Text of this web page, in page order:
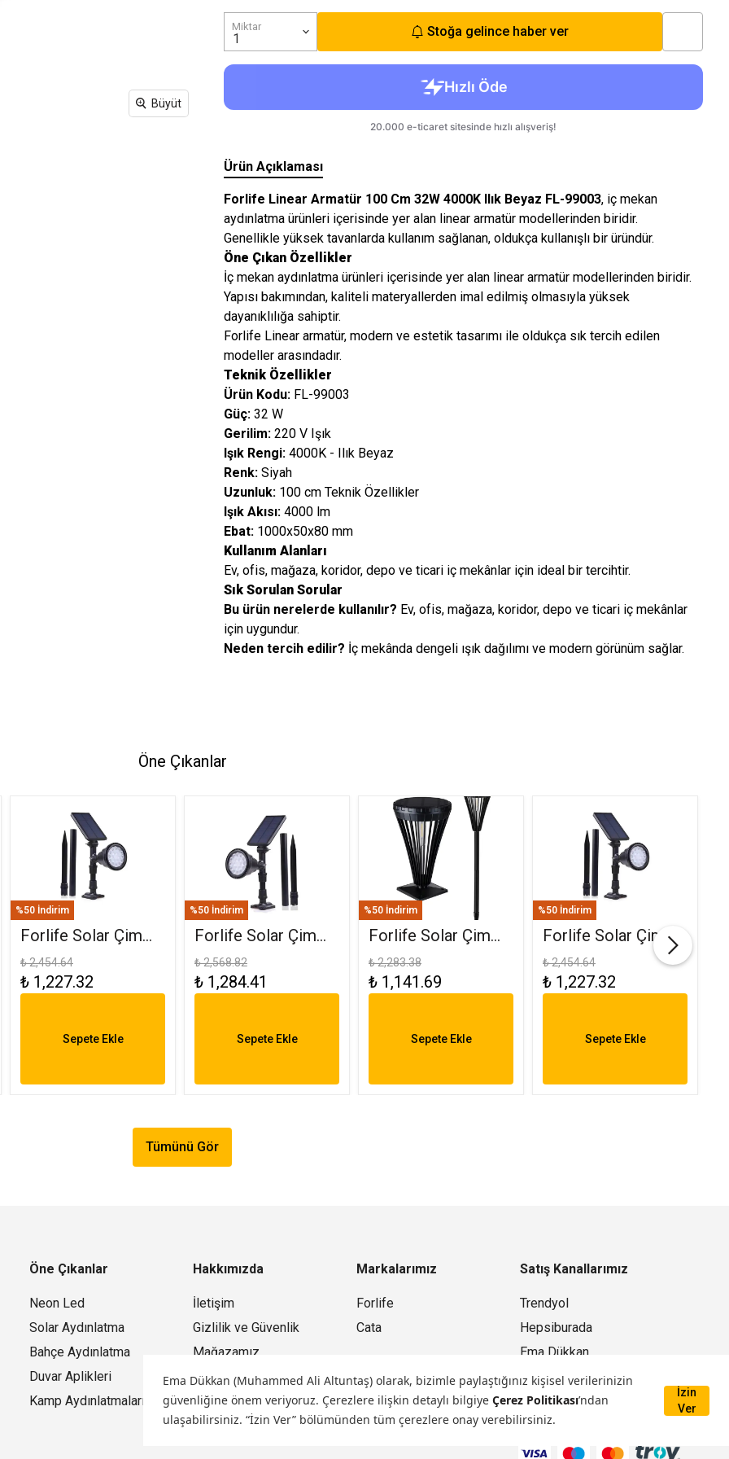
Işıkları
Ema Dükkan (Muhammed Ali Altuntaş) olarak, bizimle paylaştığınız kişisel verilerinizin
güvenliğine önem veriyoruz. Çerezlere ilişkin detaylı bilgiye Çerez Politikası’ndan
ulaşabilirsiniz. “İzin Ver” bölümünden tüm çerezlere onay verebilirsiniz.
İzin
Ver
Büyüt
Miktar Stoğa gelince haber ver
Ürün Açıklaması
Forlife Linear Armatür 100 Cm 32W 4000K Ilık Beyaz FL-99003, iç mekan
aydınlatma ürünleri içerisinde yer alan linear armatür modellerinden biridir.
Genellikle yüksek tavanlarda kullanım sağlanan, oldukça kullanışlı bir üründür.
Öne Çıkan Özellikler
İç mekan aydınlatma ürünleri içerisinde yer alan linear armatür modellerinden biridir.
Yapısı bakımından, kaliteli materyallerden imal edilmiş olmasıyla yüksek
dayanıklılığa sahiptir.
Forlife Linear armatür, modern ve estetik tasarımı ile oldukça sık tercih edilen
modeller arasındadır.
Teknik Özellikler
Ürün Kodu: FL-99003
Güç: 32 W
Gerilim: 220 V Işık
Işık Rengi: 4000K - Ilık Beyaz
Renk: Siyah
Uzunluk: 100 cm Teknik Özellikler
Işık Akısı: 4000 lm
Ebat: 1000x50x80 mm
Kullanım Alanları
Ev, ofis, mağaza, koridor, depo ve ticari iç mekânlar için ideal bir tercihtir.
Sık Sorulan Sorular
Bu ürün nerelerde kullanılır? Ev, ofis, mağaza, koridor, depo ve ticari iç mekânlar
için uygundur.
Neden tercih edilir? İç mekânda dengeli ışık dağılımı ve modern görünüm sağlar.
Öne Çıkanlar
%50 İndirim
Forlife Solar Çim
Saplama 30W
Amber FL-3121
₺ 2,454.64
₺ 1,227.32
Sepete Ekle
%50 İndirim
Forlife Solar Çim
Armatürü 30W RGB
FL-3121 R
₺ 2,568.82
₺ 1,284.41
Sepete Ekle
%50 İndirim
Forlife Solar Çim
Ve Set Üstü
Armatür 15W FL-
₺ 2,283.38
₺ 1,141.69
Sepete Ekle
%50 İndirim
Forlife Solar Çim
Saplama 30W Yeşil
FL-3121
₺ 2,454.64
₺ 1,227.32
Sepete Ekle
Tümünü Gör
Öne Çıkanlar
Neon Led
Solar Aydınlatma
Bahçe Aydınlatma
Duvar Aplikleri
Kamp Aydınlatmaları
Hakkımızda
İletişim
Gizlilik ve Güvenlik
Mağazamız
Markalarımız
Forlife
Cata
Satış Kanallarımız
Trendyol
Hepsiburada
Ema Dükkan
Mağazamız